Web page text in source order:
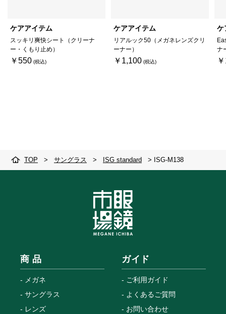
ケアアイテム
スッキリ爽快シート（クリーナ
ー・くもり止め）
￥550
ケアアイテム
リアルック50（メガネレンズクリ
ーナー）
￥1,100
ケ
ナ
TOP > サングラス > ISG standard > ISG-M138
商 品
メガネ
サングラス
レンズ
ガイド
ご利用ガイド
よくあるご質問
お問い合わせ